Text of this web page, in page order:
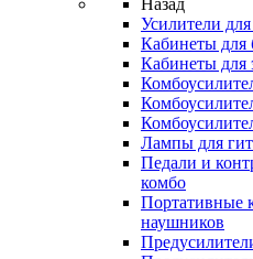
Назад
Усилители
Кабинеты для
Кабинеты для
Лампы для
Педали и
комбо
Портативные
наушников